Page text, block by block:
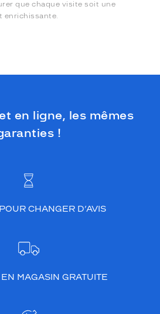
que chaque visite soit une
enrichissante.
en ligne, les mêmes
!
CHANGER D’AVIS
MAGASIN GRATUITE